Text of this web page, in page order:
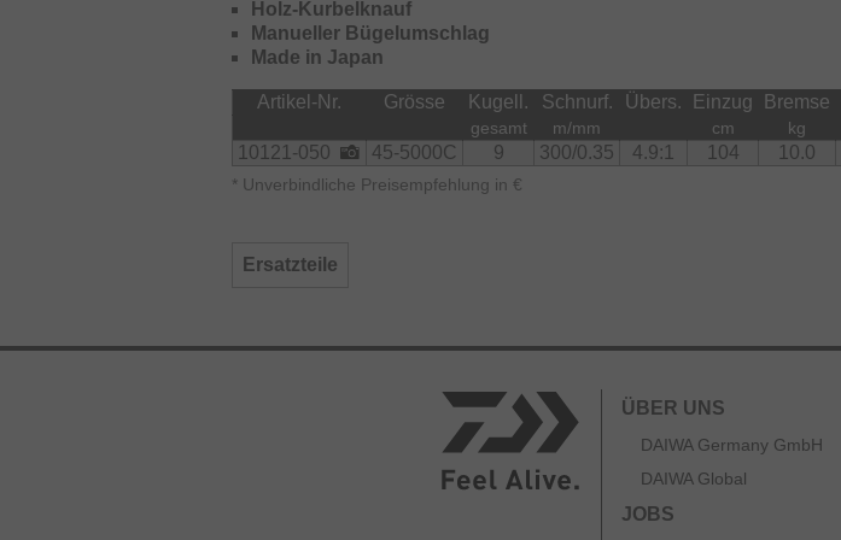
Holz-Kurbelknauf
Manueller Bügelumschlag
Made in Japan
Artikel-Nr. Grösse Kugell. Schnurf. Übers. Einzug Bremse
gesamt m/mm cm kg
10121-050 45-5000C 9 300/0.35 4.9:1 104 10.0
* Unverbindliche Preisempfehlung in €
Ersatzteile
ÜBER UNS
DAIWA Germany GmbH
DAIWA Global
JOBS